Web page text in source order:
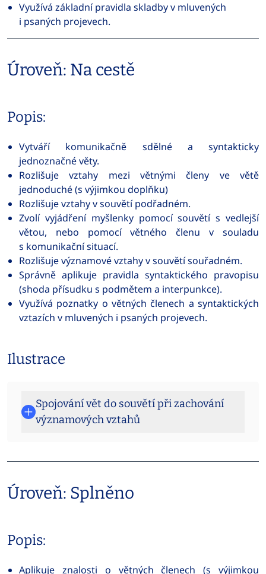
Využívá základní pravidla skladby v mluvených
i psaných projevech.
Úroveň: Na cestě
Popis:
Vytváří komunikačně sdělné a syntakticky
jednoznačné věty.
Rozlišuje vztahy mezi větnými členy ve větě
jednoduché (s výjimkou doplňku)
Rozlišuje vztahy v souvětí podřadném.
Zvolí vyjádření myšlenky pomocí souvětí s vedlejší
větou, nebo pomocí větného členu v souladu
s komunikační situací.
Rozlišuje významové vztahy v souvětí souřadném.
Správně aplikuje pravidla syntaktického pravopisu
(shoda přísudku s podmětem a interpunkce).
Využívá poznatky o větných členech a syntaktických
vztazích v mluvených i psaných projevech.
Ilustrace
Spojování vět do souvětí při zachování
významových vztahů
Úroveň: Splněno
Popis:
Aplikuje znalosti o větných členech (s výjimkou